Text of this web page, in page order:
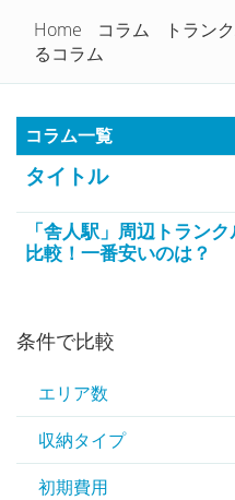
トランクルームを徹底比較！
Home コラム
トラン
るコラム
コラム一覧
タイトル
「舎人駅」周辺トラン
比較！一番安いのは？
条件で比較
エリア数
収納タイプ
初期費用